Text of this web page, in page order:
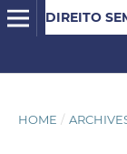
DIREITO
HOME /